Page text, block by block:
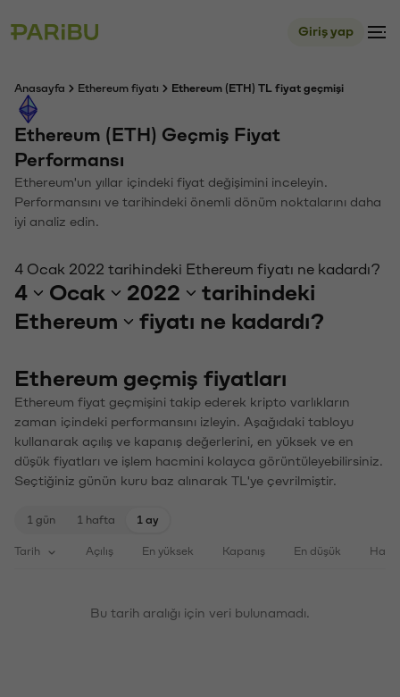
Giriş yap
Anasayfa Ethereum fiyatı Ethereum (ETH) TL fiyat geçmişi
Ethereum (ETH) Geçmiş Fiyat
Performansı
Ethereum'un yıllar içindeki fiyat değişimini inceleyin.
Performansını ve tarihindeki önemli dönüm noktalarını daha
iyi analiz edin.
4 Ocak 2022 tarihindeki Ethereum fiyatı ne kadardı?
4 Ocak 2022
tarihindeki
Ethereum
fiyatı ne kadardı?
Ethereum geçmiş fiyatları
Ethereum fiyat geçmişini takip ederek kripto varlıkların
zaman içindeki performansını izleyin. Aşağıdaki tabloyu
kullanarak açılış ve kapanış değerlerini, en yüksek ve en
düşük fiyatları ve işlem hacmini kolayca görüntüleyebilirsiniz.
Seçtiğiniz günün kuru baz alınarak TL'ye çevrilmiştir.
1 gün 1 hafta 1 ay
Tarih Açılış En yüksek Kapanış En düşük
Bu tarih aralığı için veri bulunamadı.